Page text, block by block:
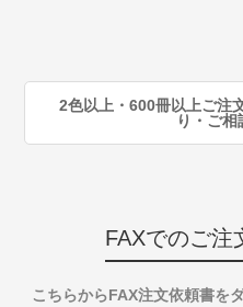
2色以上・600冊以上ご注
り・ご相
FAXでのご注
こちらからFAX注文依頼書を